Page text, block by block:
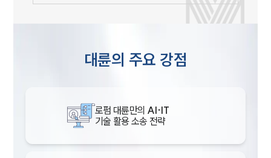
대륜의 주요 강점
로펌 대륜만의 AI·IT
기술 활용 소송 전략